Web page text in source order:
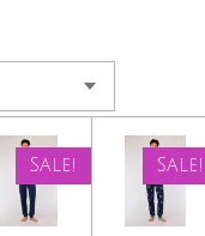
Sale! Sale!